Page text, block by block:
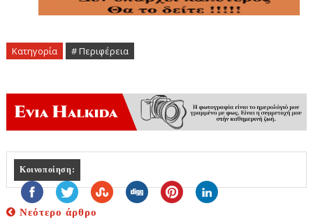
Κατηγορία # Περιφέρεια
Κοινοποίηση:
Νεότερο άρθρο